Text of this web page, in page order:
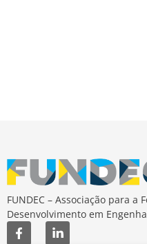
FUNDEC – Associação para a
Desenvolvimento em